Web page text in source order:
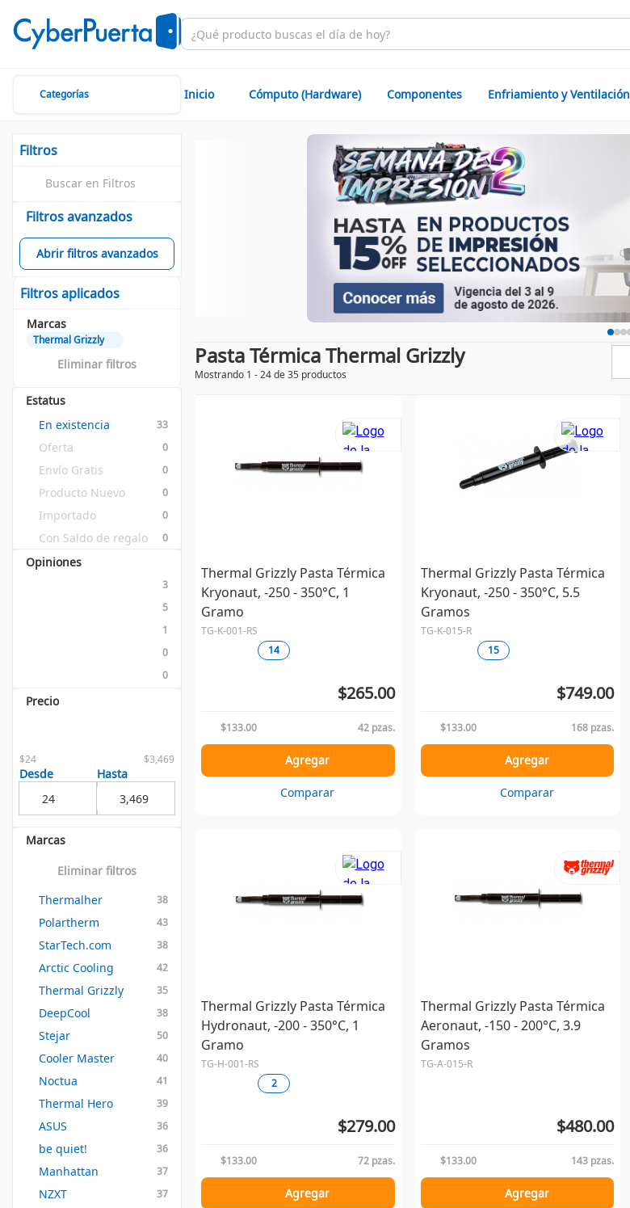
Categorías Inicio Cómputo (Hardware) Componentes Enfriamiento y Ventilación
Filtros
Filtros avanzados
Abrir filtros avanzados
Filtros aplicados
Marcas
Thermal Grizzly
Eliminar filtros
Estatus
En existencia
33
Oferta 0
Envío Gratis 0
Producto Nuevo 0
Importado 0
Con Saldo de regalo 0
Opiniones
3
5
1
0
0
Precio
$24 $3,469
Desde Hasta
Marcas
Eliminar filtros
Thermalher
38
Polartherm 43
StarTech.com 38
Arctic Cooling 42
Thermal Grizzly 35
DeepCool 38
Stejar 50
Cooler Master 40
Noctua 41
Thermal Hero 39
ASUS 36
be quiet! 36
Manhattan 37
NZXT 37
Pasta Térmica Thermal Grizzly
Mostrando 1 - 24 de 35 productos
Thermal Grizzly Pasta Térmica
Kryonaut, -250 - 350°C, 1
Gramo
TG-K-001-RS
14
$265.00
$133.00 42 pzas.
Agregar
Comparar
Thermal Grizzly Pasta Térmica
Kryonaut, -250 - 350°C, 5.5
Gramos
TG-K-015-R
15
$749.00
$133.00 168 pzas.
Agregar
Comparar
Thermal Grizzly Pasta Térmica
Hydronaut, -200 - 350°C, 1
Gramo
TG-H-001-RS
2
$279.00
$133.00 72 pzas.
Agregar
Thermal Grizzly Pasta Térmica
Aeronaut, -150 - 200°C, 3.9
Gramos
TG-A-015-R
$480.00
$133.00 143 pzas.
Agregar